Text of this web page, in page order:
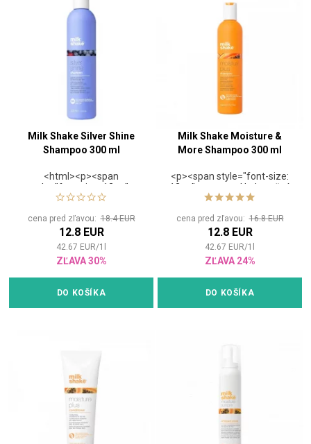
Milk Shake Silver Shine
Shampoo 300 ml
<html><p><span
style="font-size: 12pt;">
<strong><span>Šampón pre
žlté tóny Milk Shake Silver
Shine kombinuje v zložení
ovocné výťažky a mliečne
proteíny.</span></strong>
</span></span></strong>
</span>
cena pred zľavou:18.4 EUR
12.8 EUR
42.67 EUR/1
ZĽAVA 30%
DO KOŠÍKA
Milk Shake Moisture &
More Shampoo 300 ml
<p><span style="font-size:
12pt;"><strong>Hydratačný
šampón pre suché
<html><p><span
style="font-size:
12pt;">Vlasový šampón s
delikátnym zložením, ktoré
dodáva najmä suchým
vlasom jemnosť a udržuje
ich optimálnu hydratáciu.
</span></span>
cena pred zľavou:16.8 EUR
12.8 EUR
42.67 EUR/1
ZĽAVA 24%
DO KOŠÍKA